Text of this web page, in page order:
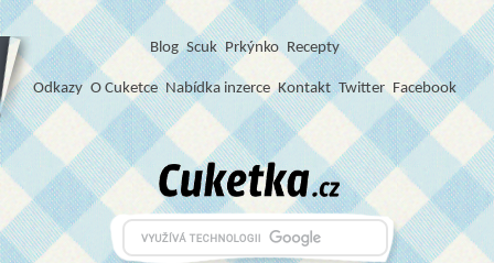
Blog Scuk Prkýnko Recepty
Odkazy O Cuketce Nabídka inzerce Kontakt Twitter Facebook